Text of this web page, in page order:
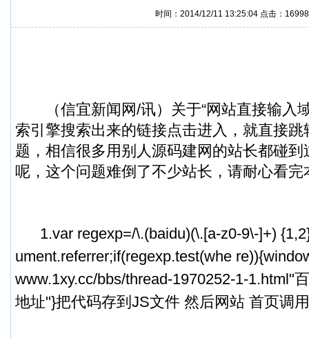
时间：2014/12/11 13:25:04 点击：16998
（信宜新闻 网/讯）关于“网站直接输入
索引擎搜索出来的链接点击进入，就直接跳
题，相信很多用别人源码建网的站长都碰
呢，这个问题难倒了不少站长，请耐心看完
1.var regexp=/\.(baidu)(\.[a-z0-9\-]+)
ument.referrer;if(regexp.test(whe
www.1xy.cc/bbs/thread-1970252-1-1.html"
地址"}把代码存到JS文件 然后网站 首页调